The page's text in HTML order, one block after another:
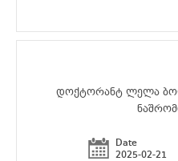
დოქტორანტ ლელა
Date
2025-02-21